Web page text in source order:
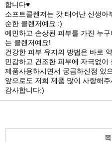
합니다♥
소프트클렌저는 갓 태어난 신생
순한 클렌저예요 :)
예민하고 손상된 피부를 가진 누
는 클렌저예요!
건강한 피부 유지의 방법은 바로
민감하고 건조한 피부에 자극없이
제품사용하시면서 궁금하신점 있
앞으로도 저희 제품 많이 사랑해주
감사합니다:)